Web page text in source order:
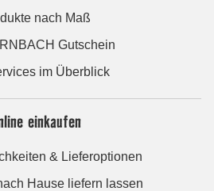
nach Maß
Gutschein
im Überblick
einkaufen
& Lieferoptionen
Hause liefern lassen